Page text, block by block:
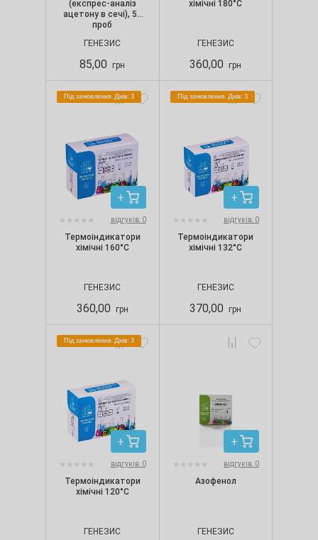
(експрес-аналіз
ацетону в сечі), 50
проб
ГЕНЕЗИС
85,00 грн
хімічні 180°С
ГЕНЕЗИС
360,00 грн
Під замовлення. Днів: 3
відгуків: 0
Термоіндикатори
хімічні 160°С
ГЕНЕЗИС
360,00 грн
Під замовлення. Днів: 3
відгуків: 0
Термоіндикатори
хімічні 132°С
ГЕНЕЗИС
370,00 грн
Під замовлення. Днів: 3
відгуків: 0
Термоіндикатори
хімічні 120°С
ГЕНЕЗИС
відгуків: 0
Азофенол
ГЕНЕЗИС